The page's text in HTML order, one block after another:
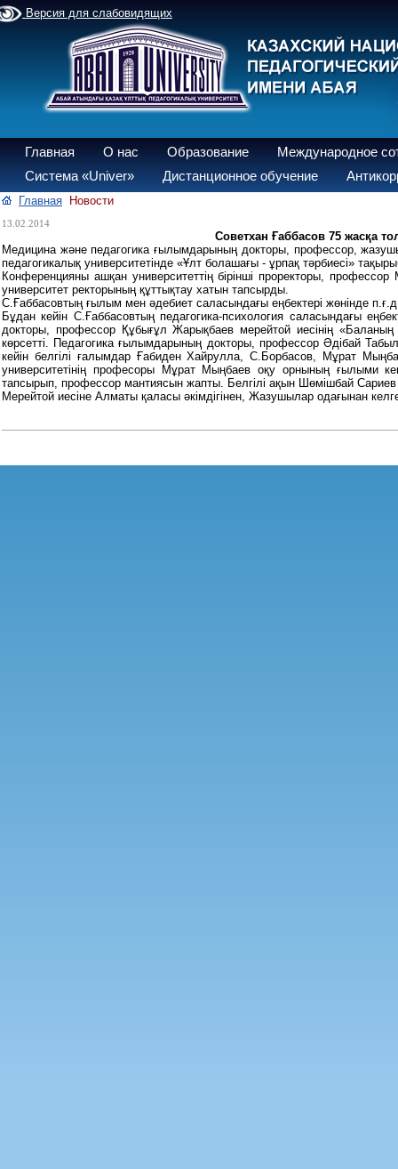
Версия для слабовидящих
Главная О нас Образование
Международное
Система «Univer»
Дистанционное обучение
Главная Новости
13.02.2014
Советхан Ғаббасов 75 жасқа
Медицина және педагогика ғылымдарының докторы, профессор,
педагогикалық университетінде «Ұлт болашағы - ұрпақ тәрбиесі»
Конференцияны ашқан университеттің бірінші проректоры,
университет ректорының құттықтау хатын тапсырды.
С.Ғаббасовтың ғылым мен әдебиет саласындағы еңбектері жөнінде
Бұдан кейін С.Ғаббасовтың педагогика-психология саласындағы
докторы, профессор Құбығұл Жарықбаев мерейтой иесінің
көрсетті. Педагогика ғылымдарының докторы, профессор Әдібай
кейін белгілі ғалымдар Ғабиден Хайрулла, С.Борбасов, Мұрат
университетінің професоры Мұрат Мыңбаев оқу орнының ғылыми
тапсырып, профессор мантиясын жапты. Белгілі ақын Шөмішбай
Мерейтой иесіне Алматы қаласы әкімдігінен, Жазушылар одағынан